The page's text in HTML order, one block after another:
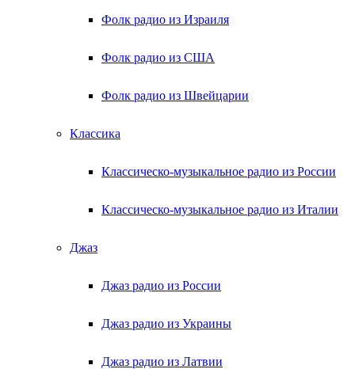
Фолк радио из Израиля
Фолк радио из США
Фолк радио из Швейцарии
Классика
Классическо-музыкальное радио из России
Классическо-музыкальное радио из Италии
Джаз
Джаз радио из России
Джаз радио из Украины
Джаз радио из Латвии